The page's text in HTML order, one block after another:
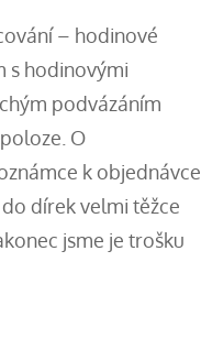
– hodinové
s hodinovými
podvázáním
O
k objednávce
dírek velmi těžce
jsme je trošku